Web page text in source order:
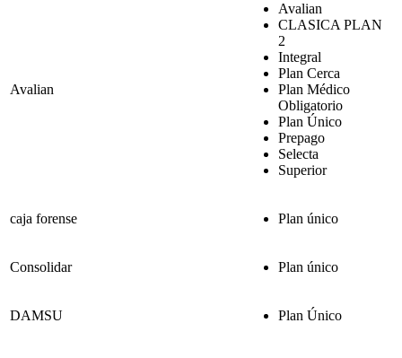
Avalian
Avalian
CLASICA PLAN
2
Integral
Plan Cerca
Plan Médico
Obligatorio
Plan Único
Prepago
Selecta
Superior
caja forense Plan único
Consolidar Plan único
DAMSU Plan Único